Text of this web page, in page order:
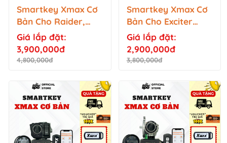
Smartkey Xmax Cơ
Bản Cho Raider,
Sonic, Satria
Giá lắp đặt:
3,900,000đ
4,800,000đ
Smartkey Xmax Cơ
Bản Cho Exciter
2010, Jupiter/ Sirius
thường
Giá lắp đặt:
2,900,000đ
3,800,000đ